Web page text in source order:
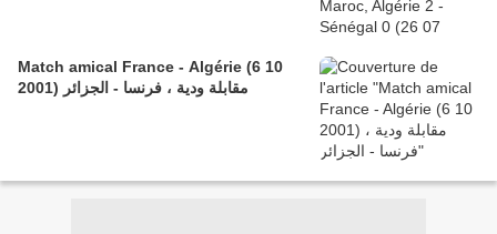
Match amical France - Algérie (6 10
2001) مقابلة ودية ، فرنسا - الجزائر